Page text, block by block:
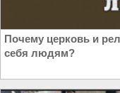
Почему церковь и
себя людям?